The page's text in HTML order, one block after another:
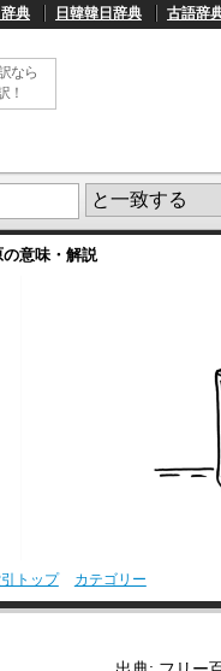
典 日韓韓日辞典 古語辞
なら
！
の意味・解説
トップ カテゴリー